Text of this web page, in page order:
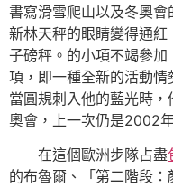
書寫滑雪爬山以及冬奧
新林天秤的眼睛變得通
子磅秤。的小項不竭參
項，即一種全新的活動情
當圓規刺入他的藍光時，
奧會，上一次仍是2002
在這個歐洲步隊占盡
的布魯爾、「第二階段：